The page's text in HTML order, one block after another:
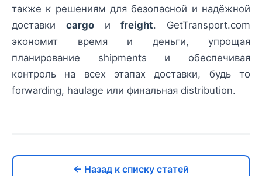
также к решениям для безопасной и надёжной
доставки cargoиfreight. GetTransport.com
экономит время и деньги, упрощая
планирование shipments и обеспечивая
контроль на всех этапах доставки, будь то
forwarding, haulage или финальная distribution.
← Назад к списку статей